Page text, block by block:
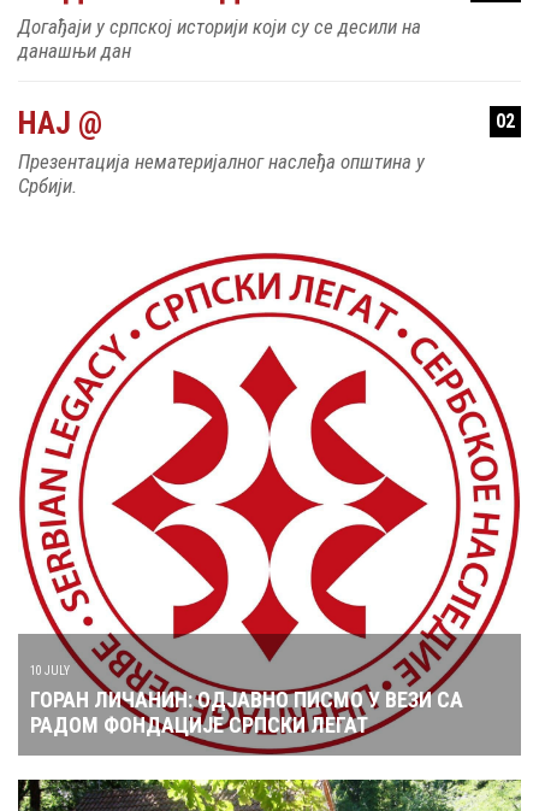
Догађаји у српској историји који су се десили на
данашњи дан
НАЈ @ 02
Презентација нематеријалног наслеђа општина у
Србији.
10 JULY
ГОРАН ЛИЧАНИН: ОДЈАВНО ПИСМО У ВЕЗИ СА
РАДОМ ФОНДАЦИЈЕ СРПСКИ ЛЕГАТ